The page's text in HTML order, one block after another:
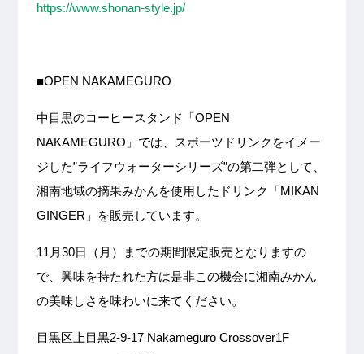
https://www.shonan-style.jp/
■OPEN NAKAMEGURO
中目黒のコーヒースタンド「OPEN
NAKAMEGURO」では、スポーツドリンクをイメー
ジした”ライフウォーターシリーズ”の第二弾として、
湘南地域の摘果みかんを使用したドリンク「MIKAN
GINGER」を販売しています。
11月30日（月）までの期間限定販売となりますの
で、興味を持たれた方は是非この機会に湘南みかん
の美味しさを味わいに来てください。
目黒区上目黒2-9-17 Nakameguro Crossover1F